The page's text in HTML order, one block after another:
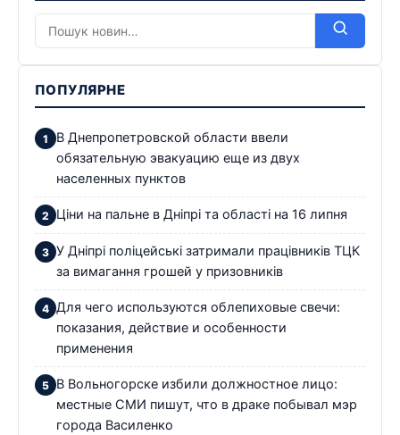
ПОПУЛЯРНЕ
В Днепропетровской области ввели
обязательную эвакуацию еще из двух
населенных пунктов
Ціни на пальне в Дніпрі та області на 16 липня
У Дніпрі поліцейські затримали працівників ТЦК
за вимагання грошей у призовників
Для чего используются облепиховые свечи:
показания, действие и особенности
применения
В Вольногорске избили должностное лицо:
местные СМИ пишут, что в драке побывал мэр
города Василенко